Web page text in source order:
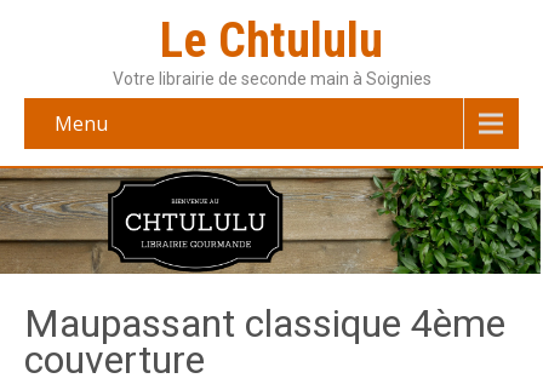
Le Chtululu
Votre librairie de seconde main à Soignies
Menu
Maupassant classique 4ème
couverture